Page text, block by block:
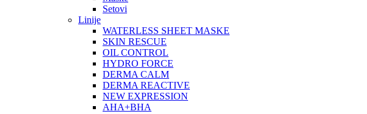
Setovi
Linije
WATERLESS SHEET MASKE
SKIN RESCUE
OIL CONTROL
HYDRO FORCE
DERMA CALM
DERMA REACTIVE
NEW EXPRESSION
AHA+BHA